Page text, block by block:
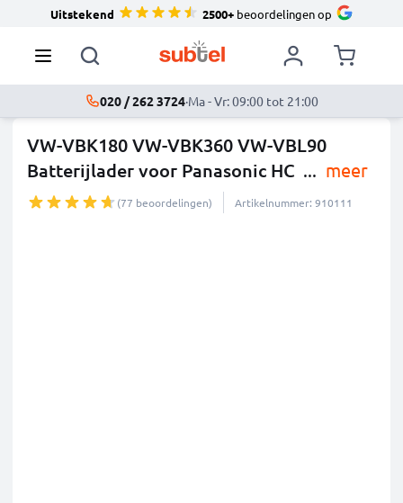
Uitstekend 2500+beoordelingen op
020 / 262 3724·Ma - Vr: 09:00 tot 21:00
VW-VBK180 VW-VBK360 VW-VBL90
Batterijlader voor Panasonic HC ... meer
(77 beoordelingen) Artikelnummer: 910111